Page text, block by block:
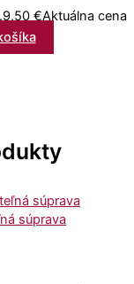
súprava
9,50 €Aktuálna cena